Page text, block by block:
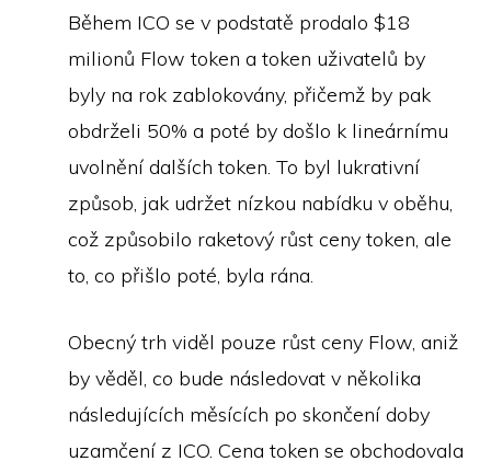
Během ICO se v podstatě prodalo $18
milionů Flow token a token uživatelů by
byly na rok zablokovány, přičemž by pak
obdrželi 50% a poté by došlo k lineárnímu
uvolnění dalších token. To byl lukrativní
způsob, jak udržet nízkou nabídku v oběhu,
což způsobilo raketový růst ceny token, ale
to, co přišlo poté, byla rána.
Obecný trh viděl pouze růst ceny Flow, aniž
by věděl, co bude následovat v několika
následujících měsících po skončení doby
uzamčení z ICO. Cena token se obchodovala